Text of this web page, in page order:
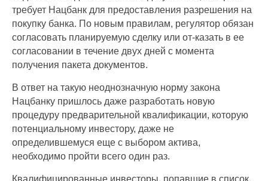
требует Нацбанк для предоставления разрешения на
покупку банка. По новым правилам, регулятор обязан
согласовать планируемую сделку или от-казать в ее
согласовании в течение двух дней с момента
получения пакета документов.
В ответ на такую неоднозначную норму закона
Нацбанку пришлось даже разработать новую
процедуру предварительной квалификации, которую
потенциальному инвестору, даже не
определившемуся еще с выбором актива,
необходимо пройти всего один раз.
Квалифицированные инвесторы, попавшие в список,